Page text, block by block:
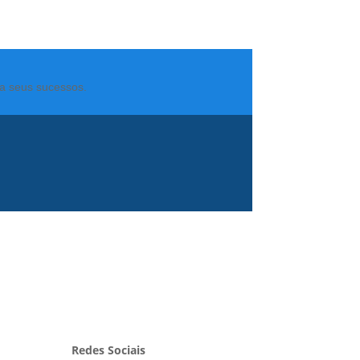
seus sucessos.
Redes Sociais